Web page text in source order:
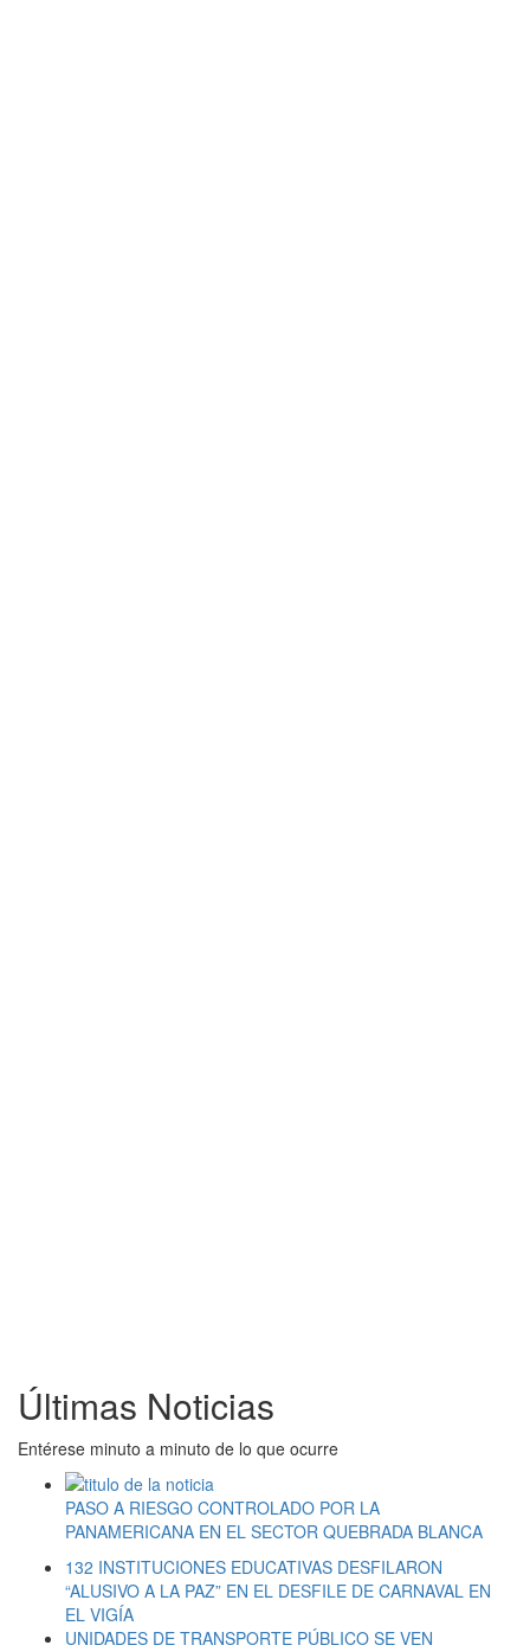
Últimas Noticias
Entérese minuto a minuto de lo que ocurre
PASO A RIESGO CONTROLADO POR LA
PANAMERICANA EN EL SECTOR QUEBRADA BLANCA
132 INSTITUCIONES EDUCATIVAS DESFILARON
“ALUSIVO A LA PAZ” EN EL DESFILE DE CARNAVAL EN
EL VIGÍA
UNIDADES DE TRANSPORTE PÚBLICO SE VEN